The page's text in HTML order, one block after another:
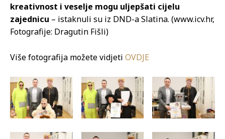
kreativnost i veselje mogu uljepšati cijelu
zajednicu – istaknuli su iz DND-a Slatina. (www.icv.hr,
Fotografije: Dragutin Fišli)
Više fotografija možete vidjeti OVDJE